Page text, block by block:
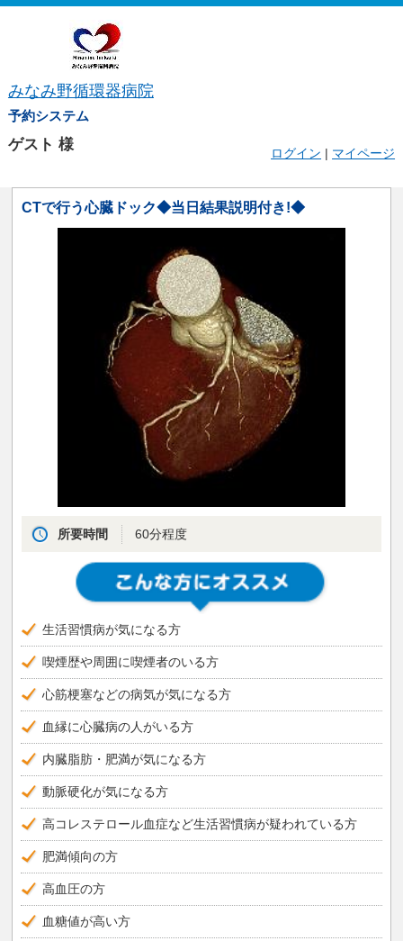
みなみ野循環器病院
予約システム
ゲスト 様 ログイン | マイページ
CTで行う心臓ドック◆当日結果説明付き!◆
所要時間 60分程度
生活習慣病が気になる方
喫煙歴や周囲に喫煙者のいる方
心筋梗塞などの病気が気になる方
血縁に心臓病の人がいる方
内臓脂肪・肥満が気になる方
動脈硬化が気になる方
高コレステロール血症など生活習慣病が疑われている方
肥満傾向の方
高血圧の方
血糖値が高い方